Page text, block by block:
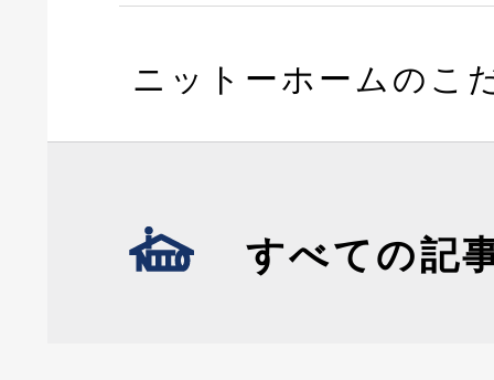
ニットーホームのこ
すべての記